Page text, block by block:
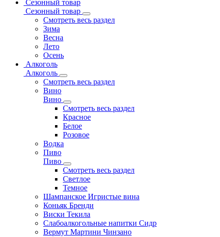
Сезонный товар
Сезонный товар
Смотреть весь раздел
Зима
Весна
Лето
Осень
Алкоголь
Алкоголь
Смотреть весь раздел
Вино
Вино
Смотреть весь раздел
Красное
Белое
Розовое
Водка
Пиво
Пиво
Смотреть весь раздел
Cветлое
Темное
Шампанское Игристые вина
Коньяк Бренди
Виски Текила
Слабоалкогольные напитки Сидр
Вермут Мартини Чинзано